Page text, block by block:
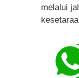
melalui